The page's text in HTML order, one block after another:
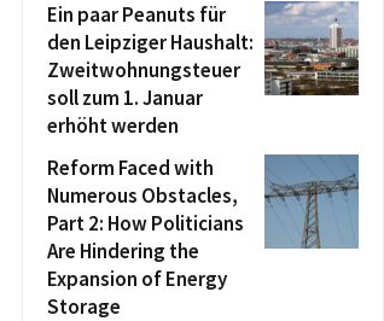
Ein paar Peanuts für
den Leipziger Haushalt:
Zweitwohnungsteuer
soll zum 1. Januar
erhöht werden
Reform Faced with
Numerous Obstacles,
Part 2: How Politicians
Are Hindering the
Expansion of Energy
Storage